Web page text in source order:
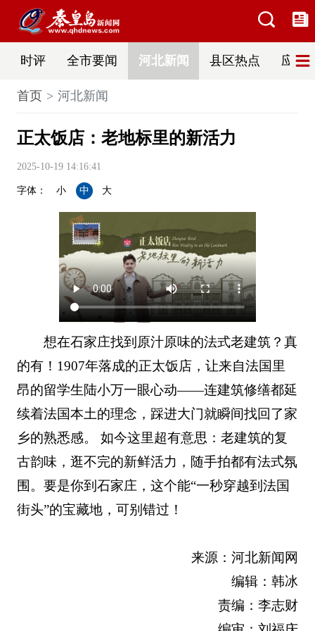
时评 全市要闻 河北新闻 县区热点 应急
首页 河北新闻
正太饭店：老地标里的新活力
2025-10-19 14:16:41
字体： 小 中 大
想在石家庄找到原汁原味的法式老建筑？真
的有！1907年落成的正太饭店，让来自法国里
昂的留学生陆小万一眼心动——连建筑修缮都延
续着法国本土的理念，踩进大门就瞬间找回了家
乡的熟悉感。 如今这里超有意思：老建筑的复
古韵味，逛不完的新鲜活力，随手拍都有法式氛
围。要是你到石家庄，这个能“一秒穿越到法国
街头”的宝藏地，可别错过！
来源：河北新闻网
编辑：韩冰
责编：李志财